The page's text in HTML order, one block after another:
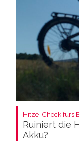
Hitze-Check fürs
Ruiniert die
Akku?